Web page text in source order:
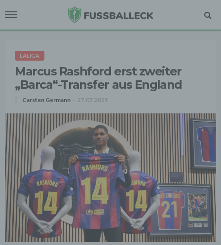
LALIGA
Marcus Rashford erst zweiter
„Barca“-Transfer aus England
Carsten Germann 27.07.2025